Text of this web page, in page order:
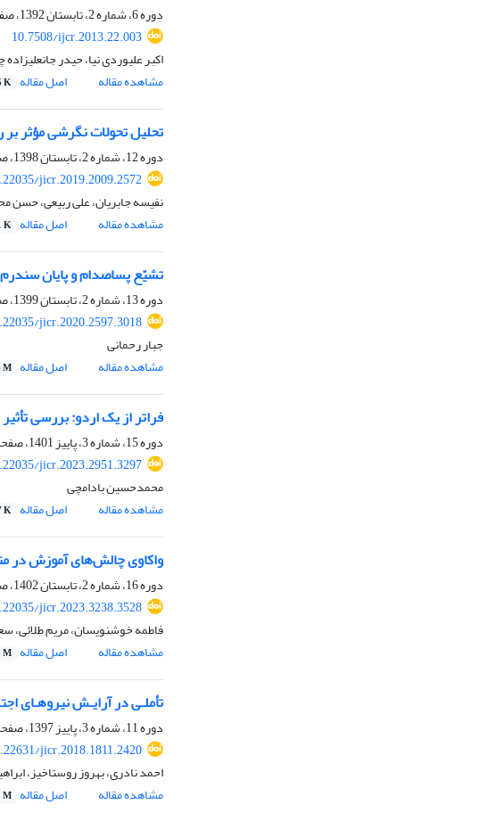
دوره 6، شماره 2، تابستان 1392، صفحه
10.7508/ijcr.2013.22.003
اکبر علیوردی نیا، حیدر
مشاهده مقاله
اصل مقاله K
تحلیل تحولات نگرشی مؤثر بر
دوره 12، شماره 2، تابستان 1398، صفحه
jicr.2019.2009.2572
نفیسه جابریان، علی ربیعی، حسن
مشاهده مقاله
اصل مقاله K
تشیّع پساصدام و پایان
دوره 13، شماره 2، تابستان 1399، صفحه
jicr.2020.2597.3018
جبار رحمانی
مشاهده مقاله
اصل مقاله M
فراتر از یک اردو: بررسی
دوره 15، شماره 3، پاییز 1401، صفحه
jicr.2023.2951.3297
محمدحسین بادامچی
مشاهده مقاله
اصل مقاله K
واکاوی چالش‌های آموزش در
دوره 16، شماره 2، تابستان 1402، صفحه
jicr.2023.3238.3528
فاطمه خوشنویسان، مریم طلائی،
مشاهده مقاله
اصل مقاله M
تأملـی در آرایـش نیروهـای
دوره 11، شماره 3، پاییز 1397، صفحه
jicr.2018.1811.2420
احمد نادری، بهروز روستاخیز،
مشاهده مقاله
اصل مقاله M